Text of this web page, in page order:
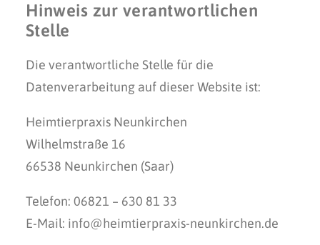
Hinweis zur verantwortlichen
Stelle
Die verantwortliche Stelle für die
Datenverarbeitung auf dieser Website ist:
Heimtierpraxis Neunkirchen
Wilhelmstraße 16
66538 Neunkirchen (Saar)
Telefon: 06821 – 630 81 33
E-Mail: info@heimtierpraxis-neunkirchen.de